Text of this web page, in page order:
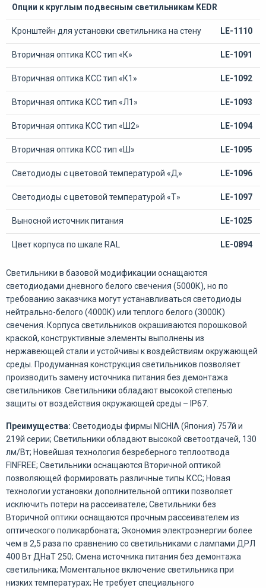
Опции к круглым подвесным светильникам KEDR
Кронштейн для установки светильника на стену LE-1110
Вторичная оптика КСС тип «К» LE-1091
Вторичная оптика КСС тип «К1» LE-1092
Вторичная оптика КСС тип «Л1» LE-1093
Вторичная оптика КСС тип «Ш2» LE-1094
Вторичная оптика КСС тип «Ш» LE-1095
Светодиоды с цветовой температурой «Д» LE-1096
Светодиоды с цветовой температурой «Т» LE-1097
Выносной источник питания LE-1025
Цвет корпуса по шкале RAL LE-0894
Светильники в базовой модификации оснащаются
светодиодами дневного белого свечения (5000К), но по
требованию заказчика могут устанавливаться светодиоды
нейтрально-белого (4000К) или теплого белого (3000К)
свечения. Корпуса светильников окрашиваются порошковой
краской, конструктивные элементы выполнены из
нержавеющей стали и устойчивы к воздействиям окружающей
среды. Продуманная конструкция светильников позволяет
производить замену источника питания без демонтажа
светильников. Светильники обладают высокой степенью
защиты от воздействия окружающей среды – IP67.
Преимущества: Светодиоды фирмы NICHIA (Япония) 757й и
219й серии; Светильники обладают высокой светоотдачей, 130
лм/Вт; Новейшая технология безреберного теплоотвода
FINFREE; Светильники оснащаются Вторичной оптикой
позволяющей формировать различные типы КСС; Новая
технологии установки дополнительной оптики позволяет
исключить потери на рассеивателе; Светильники без
Вторичной оптики оснащаются прочным рассеивателем из
оптического поликарбоната; Экономия электроэнергии более
чем в 2,5 раза по сравнению со светильниками с лампами ДРЛ
400 Вт ДНаТ 250; Смена источника питания без демонтажа
светильника; Моментальное включение светильника при
низких температурах; Не требует специального